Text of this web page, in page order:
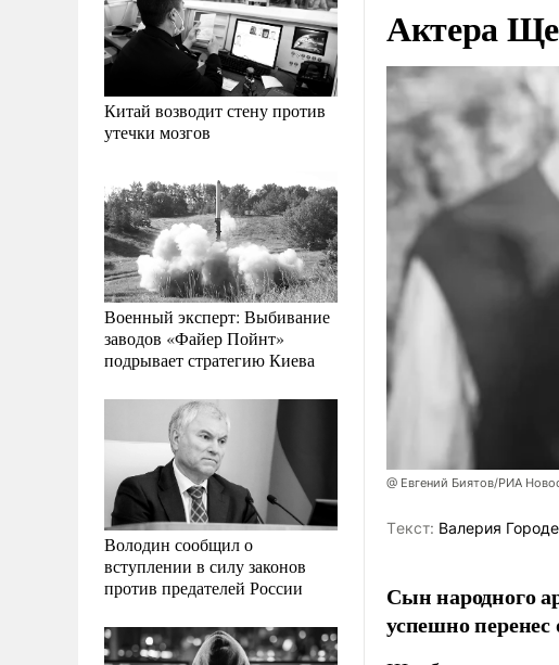
Китай возводит стену против
утечки мозгов
Военный эксперт: Выбивание
заводов «Файер Пойнт»
подрывает стратегию Киева
Володин сообщил о
вступлении в силу законов
против предателей России
Актера
@ Евгений Биятов/РИА
Tекст: Валерия
Сын народного
успешно